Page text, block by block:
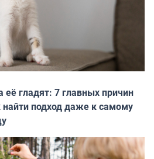
гладят: 7 главных причин
найти подход даже к самому